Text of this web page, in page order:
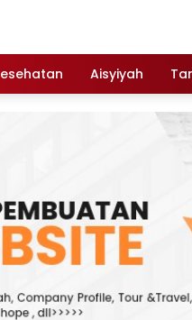
Aisyiyah